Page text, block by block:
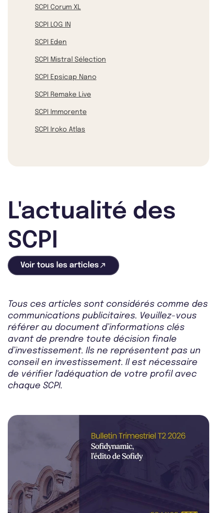
SCPI Corum XL
SCPI LOG IN
SCPI Eden
SCPI Mistral Sélection
SCPI Epsicap Nano
SCPI Remake Live
SCPI Immorente
SCPI Iroko Atlas
L'actualité des
SCPI
Voir tous les articles
Tous ces articles sont considérés comme des
communications publicitaires. Veuillez-vous
référer au document d’informations clés
avant de prendre toute décision finale
d’investissement. Ils ne représentent pas un
conseil en investissement. Il est nécessaire
de vérifier l'adéquation de votre profil avec
chaque SCPI.